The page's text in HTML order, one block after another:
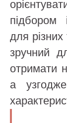
підбором
для різних
зручний
отримати
а